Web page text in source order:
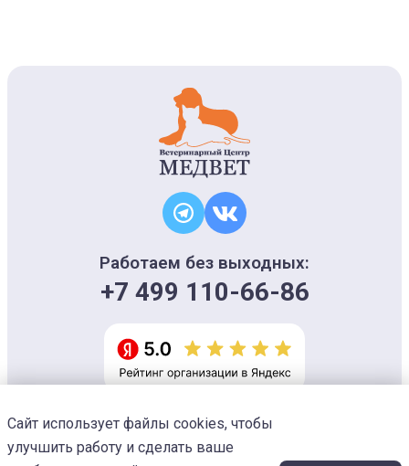
Работаем без выходных:
+7 499 110-66-86
Информация на сайте носит ознакомительный характер и не является
офертой, не может использоваться для постановки диагноза и плана
лечения
Сайт использует файлы cookies, чтобы
улучшить работу и сделать ваше